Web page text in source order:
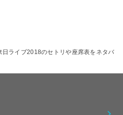
日ライブ2018のセトリや座席表をネタバ